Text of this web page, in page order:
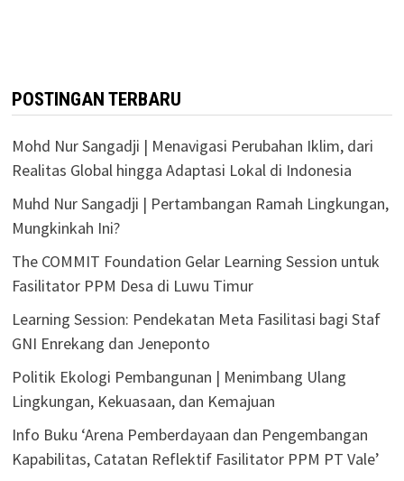
POSTINGAN TERBARU
Mohd Nur Sangadji | Menavigasi Perubahan Iklim, dari
Realitas Global hingga Adaptasi Lokal di Indonesia
Muhd Nur Sangadji | Pertambangan Ramah Lingkungan,
Mungkinkah Ini?
The COMMIT Foundation Gelar Learning Session untuk
Fasilitator PPM Desa di Luwu Timur
Learning Session: Pendekatan Meta Fasilitasi bagi Staf
GNI Enrekang dan Jeneponto
Politik Ekologi Pembangunan | Menimbang Ulang
Lingkungan, Kekuasaan, dan Kemajuan
Info Buku ‘Arena Pemberdayaan dan Pengembangan
Kapabilitas, Catatan Reflektif Fasilitator PPM PT Vale’